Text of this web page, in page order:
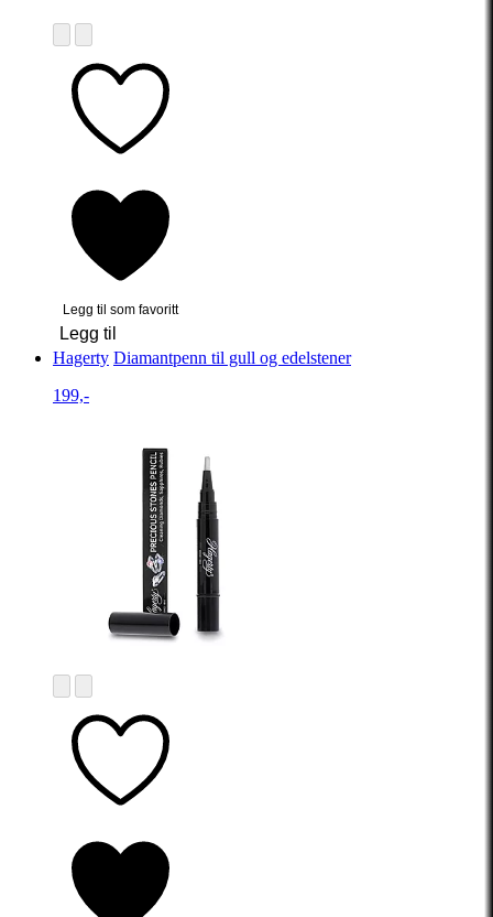
Legg til som favoritt
Legg til
Hagerty Diamantpenn til gull og edelstener
199,-